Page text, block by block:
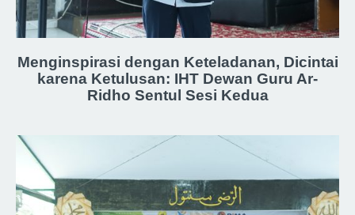
Menginspirasi dengan Keteladanan, Dicintai
karena Ketulusan: IHT Dewan Guru Ar-
Ridho Sentul Sesi Kedua